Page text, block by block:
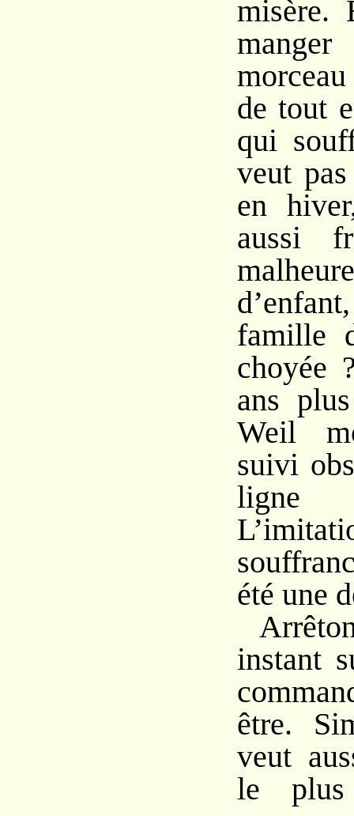
misère.
de tout
qui
veut
en
aussi
famille
choyée
ans
Weil
suivi
été une
instant
être.
veut
le plus